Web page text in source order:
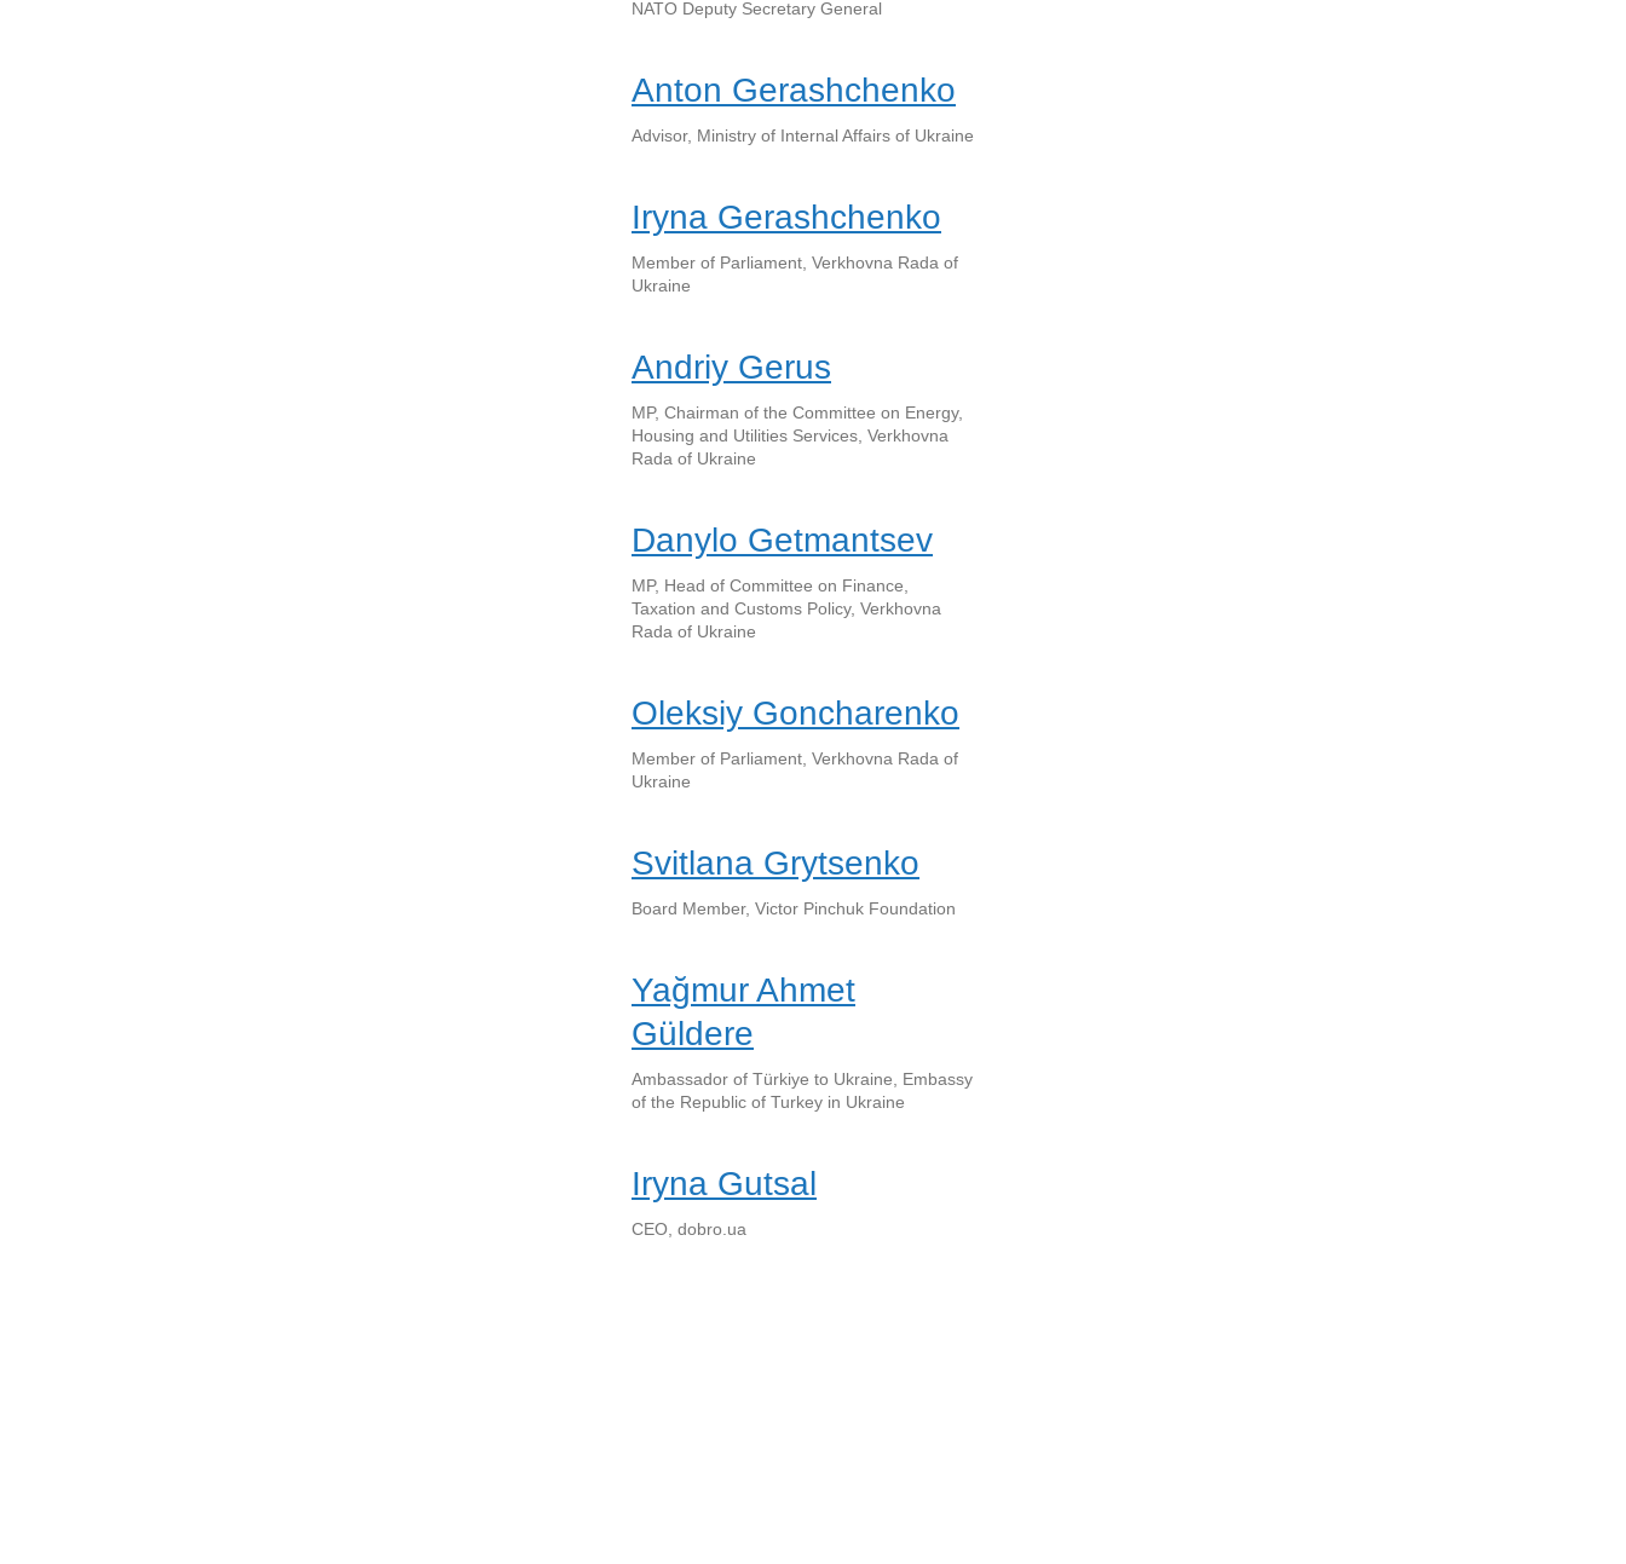
NATO Deputy Secretary General
Anton Gerashchenko
Advisor, Ministry of Internal Affairs of Ukraine
Iryna Gerashchenko
Member of Parliament, Verkhovna Rada of
Ukraine
Andriy Gerus
MP, Chairman of the Committee on Energy,
Housing and Utilities Services, Verkhovna
Rada of Ukraine
Danylo Getmantsev
MP, Head of Committee on Finance,
Taxation and Customs Policy, Verkhovna
Rada of Ukraine
Oleksiy Goncharenko
Member of Parliament, Verkhovna Rada of
Ukraine
Svitlana Grytsenko
Board Member, Victor Pinchuk Foundation
Yağmur Ahmet
Güldere
Ambassador of Türkiye to Ukraine, Embassy
of the Republic of Turkey in Ukraine
Iryna Gutsal
CEO, dobro.ua